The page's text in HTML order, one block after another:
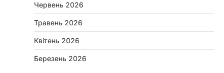
Червень 2026
Травень 2026
Квітень 2026
Березень 2026